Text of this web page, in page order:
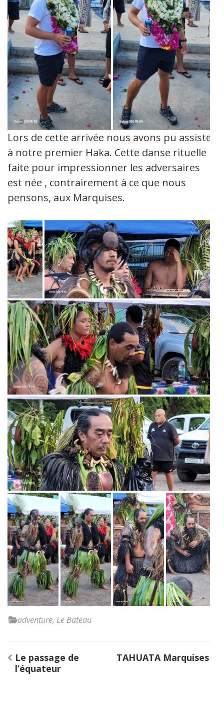
Lors de cette arrivée nous avons pu assister
à notre premier Haka. Cette danse rituelle
faite pour impressionner les adversaires
est née , contrairement à ce que nous
pensons, aux Marquises.
adventure, Le Bateau
Navigation
de
l’article
Le passage de
l’équateur
TAHUATA Marquises